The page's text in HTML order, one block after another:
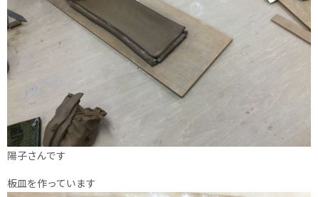
陽子さんです
板皿を作っています